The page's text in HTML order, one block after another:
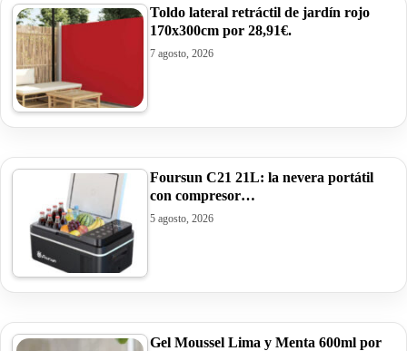
Toldo lateral retráctil de jardín rojo
170x300cm por 28,91€.
7 agosto, 2026
Foursun C21 21L: la nevera portátil
con compresor…
5 agosto, 2026
Gel Moussel Lima y Menta 600ml por